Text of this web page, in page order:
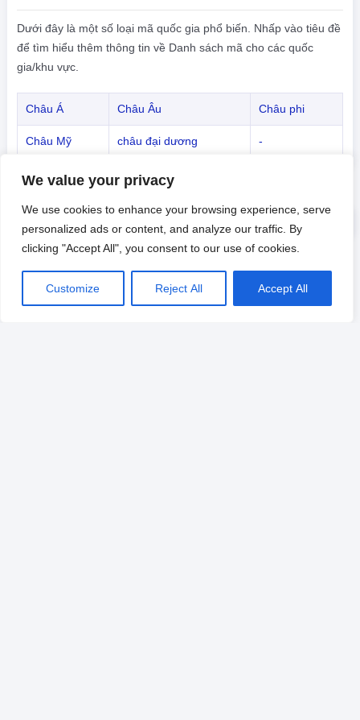
We value your privacy
We use cookies to enhance your browsing experience, serve
personalized ads or content, and analyze our traffic. By
clicking "Accept All", you consent to our use of cookies.
Customize Reject All Accept All
Dưới đây là một số loại mã quốc gia phổ biến. Nhấp vào tiêu đề
để tìm hiểu thêm thông tin về Danh sách mã cho các quốc
gia/khu vực.
Châu Á Châu Âu Châu phi
Châu Mỹ châu đại dương -